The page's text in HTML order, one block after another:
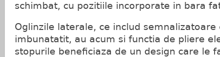
schimbat, cu pozitiile incorporate in bara
Oglinzile laterale, ce includ semnalizatoare
imbunatatit, au acum si functia de pliere
stopurile beneficiaza de un design care le